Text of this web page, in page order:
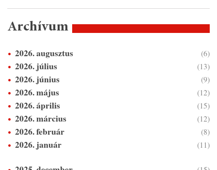
Archívum
2026. augusztus (6)
2026. július (13)
2026. június (9)
2026. május (12)
2026. április (15)
2026. március (12)
2026. február (8)
2026. január (11)